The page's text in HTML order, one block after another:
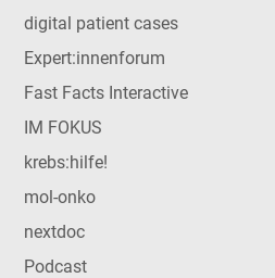
digital patient cases
Expert:innenforum
Fast Facts Interactive
IM FOKUS
krebs:hilfe!
mol-onko
nextdoc
Podcast